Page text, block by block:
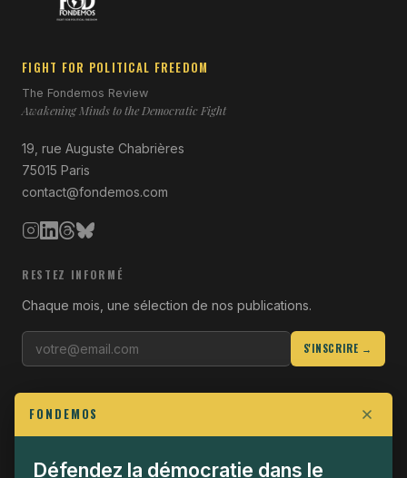
FIGHT FOR POLITICAL FREEDOM
The Fondemos Review
Awakening Minds to the Democratic Fight
19, rue Auguste Chabrières
75015 Paris
contact@fondemos.com
RESTEZ INFORMÉ
Chaque mois, une sélection de nos publications.
S'INSCRIRE →
Qui sommes-nous
Join the Fight
FONDEMOS
Défendez la démocratie dans le